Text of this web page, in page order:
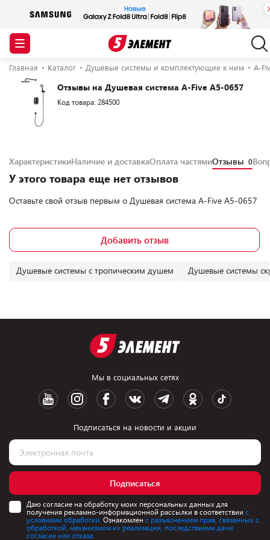
Главная Каталог Душевые системы и комплектующие к ним A-
Отзывы на Душевая система A-Five A5-0657
Код товара: 284500
ХарактеристикиНаличие и доставкаОплата частямиОтзывы 0
У этого товара еще нет отзывов
Оставьте свой отзыв первым о Душевая система A-Five A5-0657
Добавить отзыв
Душевые системы с тропическим душем Душевые системы
Мы в социальных сетях
Подписаться на новости и акции
Подписаться
Даю согласие на обработку моих персональных данных для
получения рекламно-информационной рассылки в соответствии с
условиями обработки. Ознакомлен с разъяснением прав, связанных с
обработкой, механизмом их реализации, последствиями дачи
согласия или отказа.